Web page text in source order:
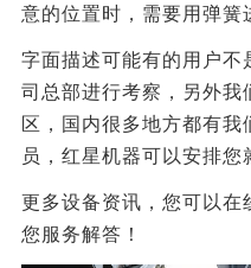
意的位置时，需要用弹簧
字面描述可能有的用户不
司总部进行考察，另外我
区，国内很多地方都有我
员，红星机器可以安排您
更多设备资讯，您可以在
您服务解答！